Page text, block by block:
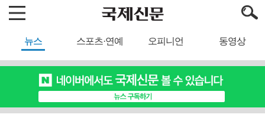
뉴스 스포츠·연예 오피니언 동영상